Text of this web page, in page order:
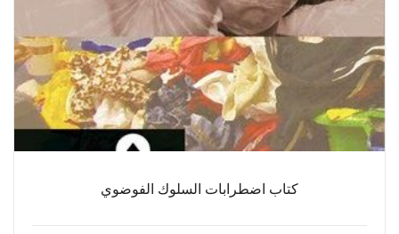
كتاب اضطرابات السلوك الفوضوي